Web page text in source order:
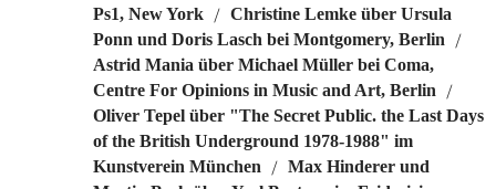
Ps1, New York
/ Christine Lemke über Ursula
Ponn und Doris Lasch bei Montgomery, Berlin
/
Astrid Mania über Michael Müller bei Coma,
Centre For Opinions in Music and Art, Berlin
/
Oliver Tepel über "The Secret Public. the Last Days
of the British Underground 1978-1988" im
Kunstverein München
/ Max Hinderer und